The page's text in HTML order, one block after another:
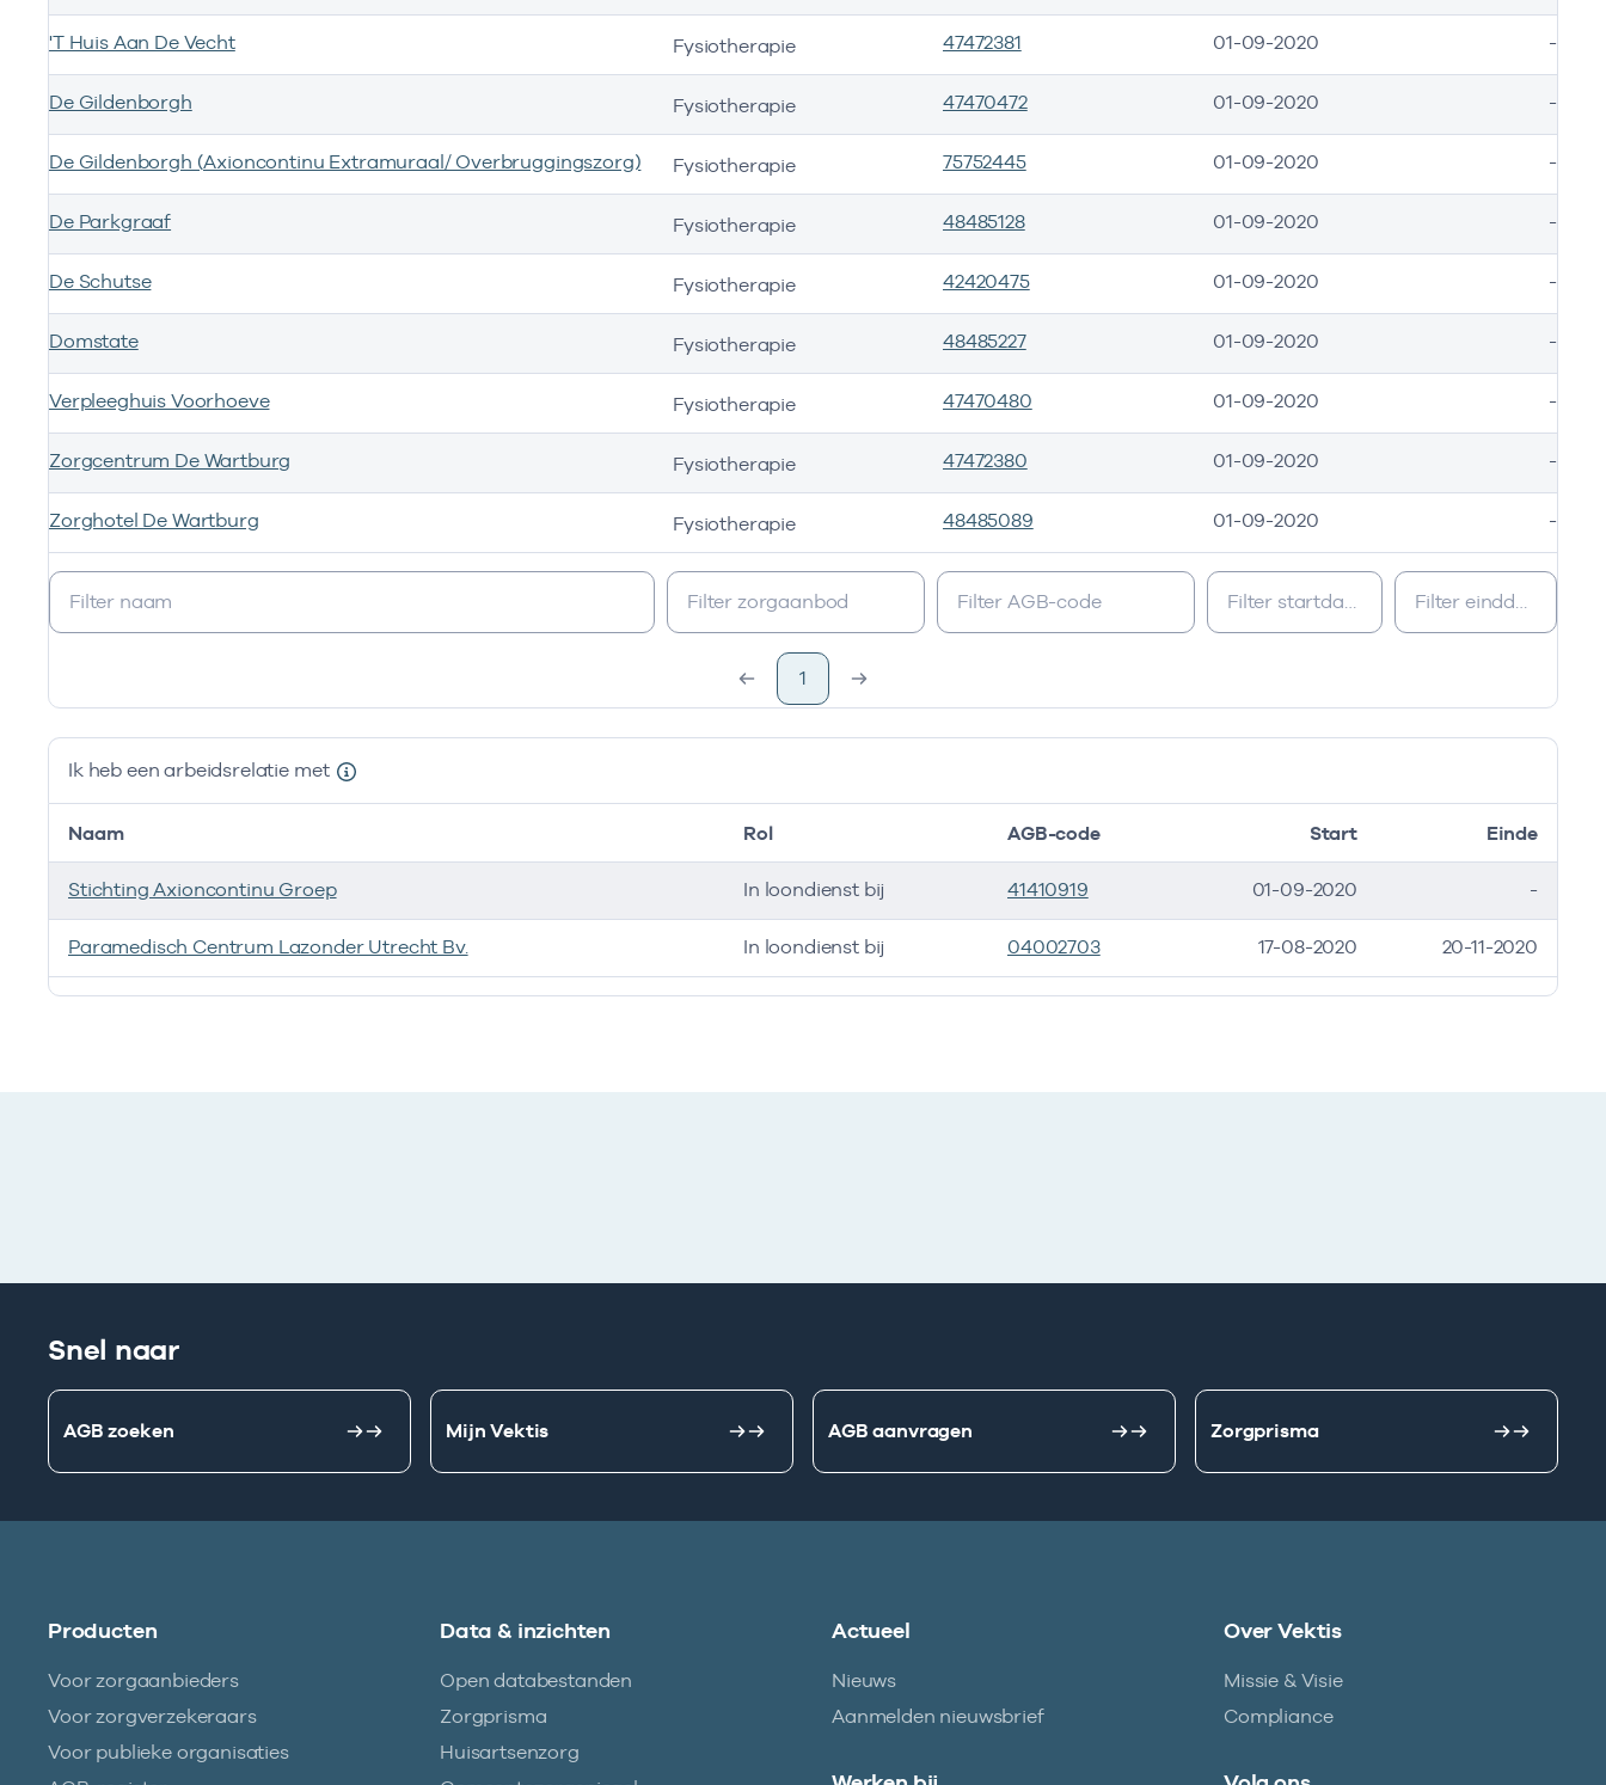
'T Huis Aan De Vecht Fysiotherapie 47472381 01-09-2020 -
De Gildenborgh Fysiotherapie 47470472 01-09-2020 -
De Gildenborgh (Axioncontinu Extramuraal/ Overbruggingszorg) Fysiotherapie 75752445 01-09-2020 -
De Parkgraaf Fysiotherapie 48485128 01-09-2020 -
De Schutse Fysiotherapie 42420475 01-09-2020 -
Domstate Fysiotherapie 48485227 01-09-2020 -
Verpleeghuis Voorhoeve Fysiotherapie 47470480 01-09-2020 -
Zorgcentrum De Wartburg Fysiotherapie 47472380 01-09-2020 -
Zorghotel De Wartburg Fysiotherapie 48485089 01-09-2020 -
1
Ik heb een arbeidsrelatie met
Ik heb een arbeidsrelatie met
Naam Rol AGB-code Start Einde
Stichting Axioncontinu Groep In loondienst bij 41410919 01-09-2020 -
Paramedisch Centrum Lazonder Utrecht Bv. In loondienst bij 04002703 17-08-2020 20-11-2020
Snel naar
AGB zoeken Mijn Vektis AGB aanvragen Zorgprisma
Producten
Voor zorgaanbieders
Voor zorgverzekeraars
Voor publieke organisaties
Data & inzichten
Open databestanden
Zorgprisma
Huisartsenzorg
Actueel
Nieuws
Aanmelden nieuwsbrief
Over Vektis
Missie & Visie
Compliance